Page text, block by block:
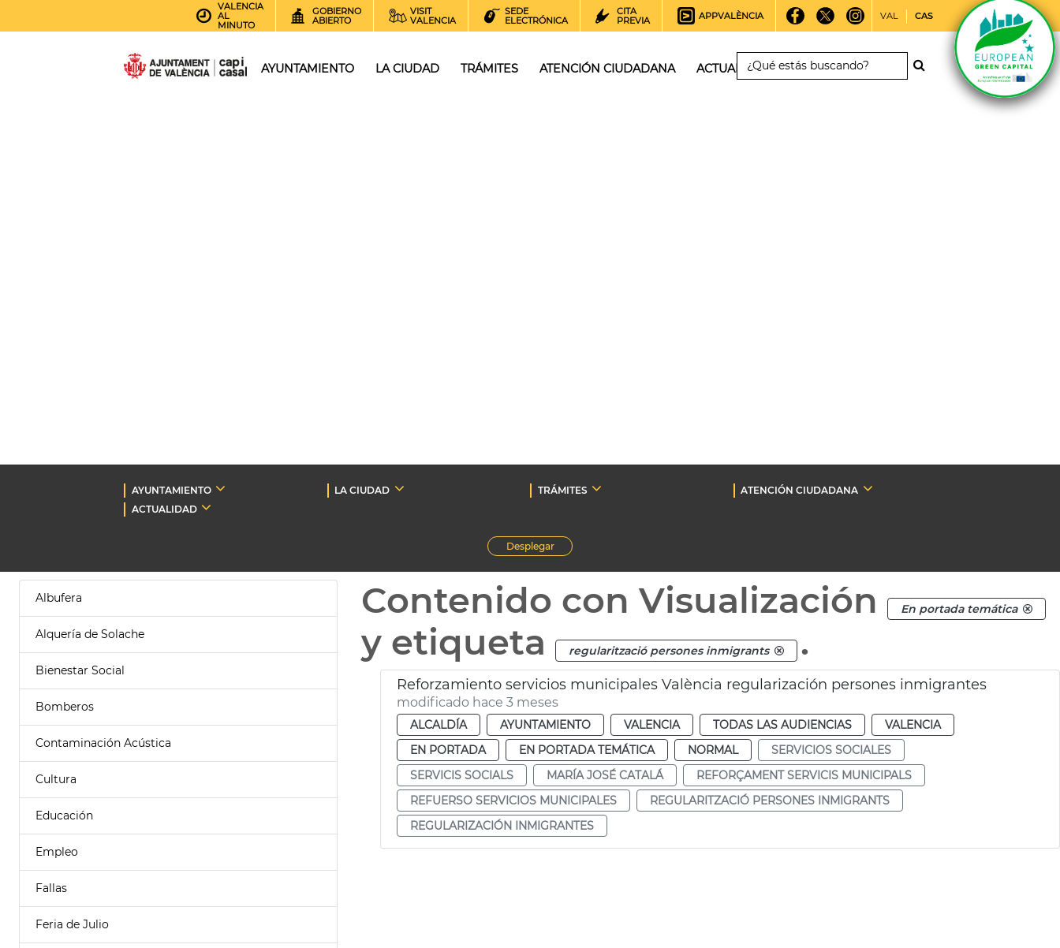
VALENCIA
AL
MINUTO
GOBIERNO
ABIERTO
VISIT
VALENCIA
SEDE
ELECTRÓNICA
CITA
PREVIA
APPVALÈNCIA VAL CAS
AYUNTAMIENTO LA CIUDAD TRÁMITES ATENCIÓN CIUDADANA ACTUALIDAD
AYUNTAMIENTO LA CIUDAD TRÁMITES
ATENCIÓN CIUDADANA
ACTUALIDAD
Desplegar
Albufera
Alquería de Solache
Bienestar Social
Bomberos
Contaminación Acústica
Cultura
Educación
Empleo
Fallas
Feria de Julio
Contenido con Visualización En portada temática
y etiqueta regularització persones inmigrants .
Reforzamiento servicios municipales València regularización persones inmigrantes
modificado hace 3 meses
ALCALDÍA AYUNTAMIENTO VALENCIA TODAS LAS AUDIENCIAS
VALENCIA
EN PORTADA
EN PORTADA TEMÁTICA NORMAL
SERVICIOS SOCIALES
SERVICIS SOCIALS
MARÍA JOSÉ CATALÁ
REFORÇAMENT SERVICIS MUNICIPALS
REFUERSO SERVICIOS MUNICIPALES
REGULARITZACIÓ PERSONES INMIGRANTS
REGULARIZACIÓN INMIGRANTES